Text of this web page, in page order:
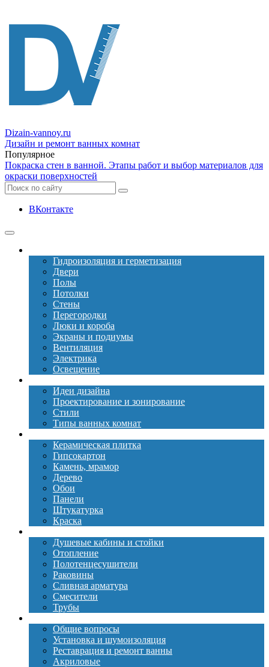
Dizain-vannoy.ru
Дизайн и ремонт ванных комнат
Популярное
Покраска стен в ванной. Этапы работ и выбор материалов для
окраски поверхностей
ВКонтакте
Гидроизоляция и герметизация
Двери
Полы
Потолки
Стены
Перегородки
Люки и короба
Экраны и подиумы
Вентиляция
Электрика
Освещение
Идеи дизайна
Проектирование и зонирование
Стили
Типы ванных комнат
Керамическая плитка
Гипсокартон
Камень, мрамор
Дерево
Обои
Панели
Штукатурка
Краска
Душевые кабины и стойки
Отопление
Полотенцесушители
Раковины
Сливная арматура
Смесители
Трубы
Общие вопросы
Установка и шумоизоляция
Реставрация и ремонт ванны
Акриловые